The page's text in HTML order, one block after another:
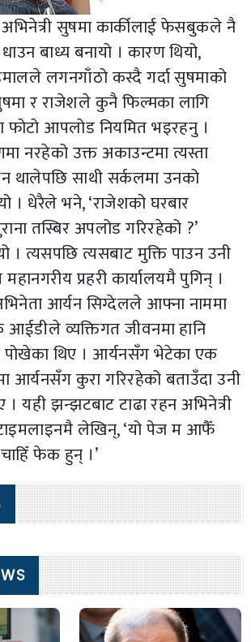
सुषमा कार्कीलाई फेसबुकले नै
बाध्य बनायो । कारण थियो,
लगनगाँठो कस्दै गर्दा सुषमाको
र राजेशले कुनै फिल्मका लागि
फोटो आपलोड नियमित भइरहनु ।
नरहेको उक्त अकाउन्टमा त्यस्ता
थालेपछि साथी सर्कलमा उनको
। धेरैले भने, ‘राजेशको घरबार
तस्बिर अपलोड गरिरहेको ?’
। त्यसपछि त्यसबाट मुक्ति पाउन उनी
प्रहरी कार्यालयमै पुगिन् ।
आर्यन सिग्देलले आफ्ना नाममा
व्यक्तिगत जीवनमा हानि
थिए । आर्यनसँग भेटेका एक
कुरा गरिरहेको बताउँदा उनी
यही झन्झटबाट टाढा रहन अभिनेत्री
टाइमलाइनमै लेखिन्, ‘यो पेज म आफैँ
फेक हुन् ।’